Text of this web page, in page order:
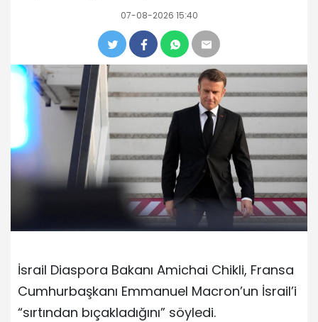
07-08-2026 15:40
İsrail Diaspora Bakanı Amichai Chikli, Fransa
Cumhurbaşkanı Emmanuel Macron’un İsrail’i
“sırtından bıçakladığını” söyledi.